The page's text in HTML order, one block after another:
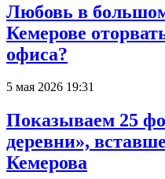
Любовь в
Кемерове
офиса?
5 мая 2026 19:31
Показываем 25
деревни»,
Кемерова